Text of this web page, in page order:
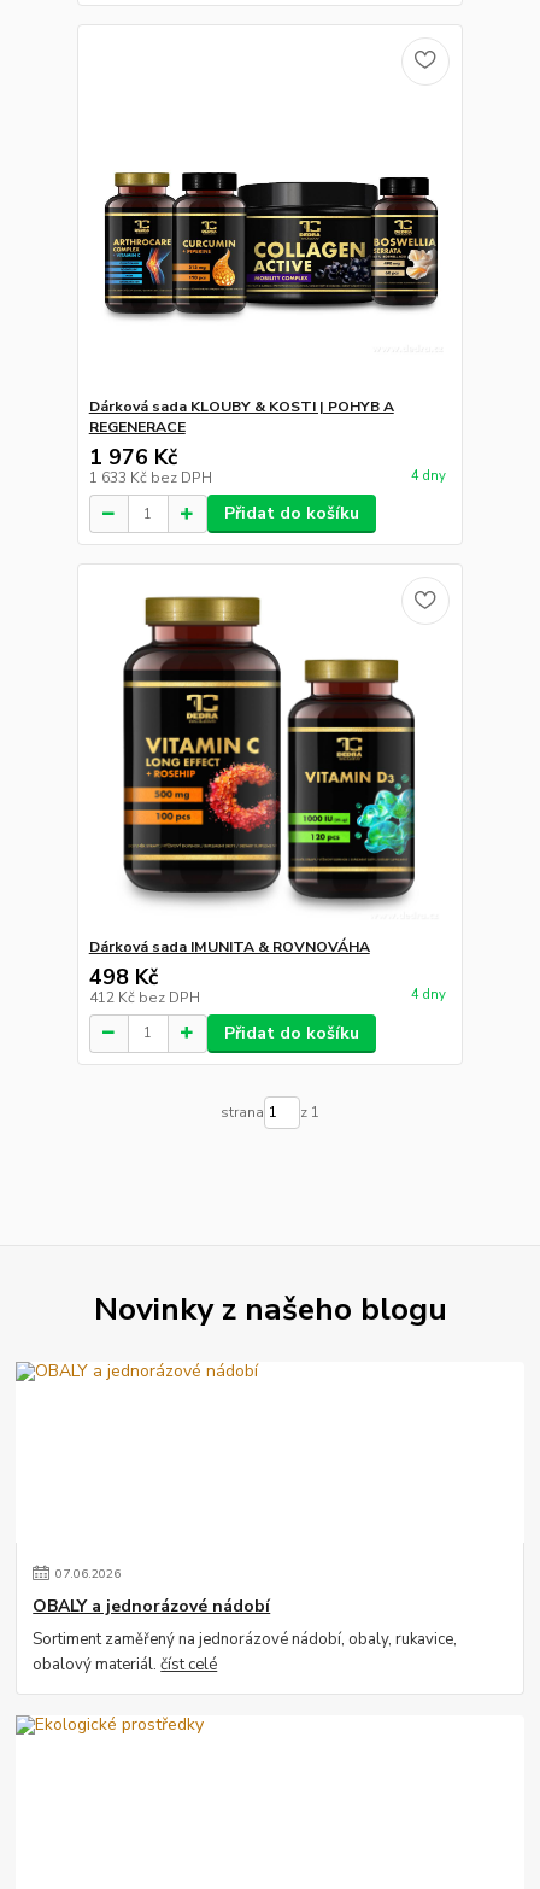
Dárková sada KLOUBY & KOSTI | POHYB A
REGENERACE
1 976 Kč
1 633 Kč bez DPH 4 dny
Přidat do košíku
Dárková sada IMUNITA & ROVNOVÁHA
498 Kč
412 Kč bez DPH 4 dny
Přidat do košíku
strana z 1
Novinky z našeho blogu
07.06.2026
OBALY a jednorázové nádobí
Sortiment zaměřený na jednorázové nádobí, obaly, rukavice,
obalový materiál.číst celé